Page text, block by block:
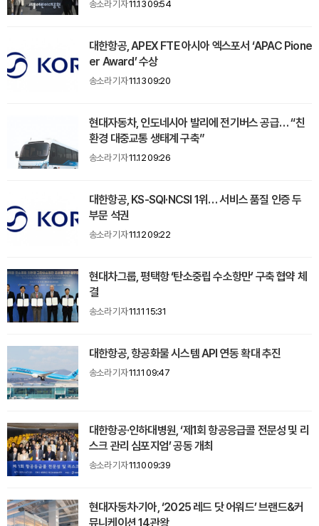
송소라 기자11.13 09:54
대한항공, APEX FTE 아시아 엑스포서 ‘APAC Pione
er Award’ 수상
송소라 기자11.13 09:20
현대자동차, 인도네시아 발리에 전기버스 공급… “친
환경 대중교통 생태계 구축”
송소라 기자11.12 09:26
대한항공, KS-SQI·NCSI 1위… 서비스 품질 인증 두
부문 석권
송소라 기자11.12 09:22
현대차그룹, 평택항 ‘탄소중립 수소항만’ 구축 협약 체
결
송소라 기자11.11 15:31
대한항공, 항공화물 시스템 API 연동 확대 추진
송소라 기자11.11 09:47
대한항공·인하대병원, ‘제1회 항공응급콜 전문성 및 리
스크 관리 심포지엄’ 공동 개최
송소라 기자11.10 09:39
현대자동차·기아, ‘2025 레드 닷 어워드’ 브랜드&커
뮤니케이션 14관왕